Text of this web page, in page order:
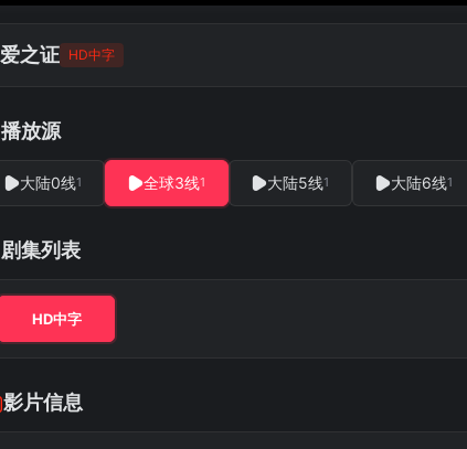
爱之证 HD中字
播放源
大陆0线1 全球3线1 大陆5线1 大陆6线1
剧集列表
HD中字
影片信息